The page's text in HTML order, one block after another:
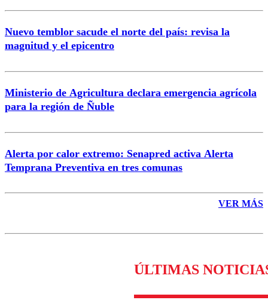
Nuevo temblor sacude el norte del país: revisa la
magnitud y el epicentro
Ministerio de Agricultura declara emergencia agrícola
para la región de Ñuble
Alerta por calor extremo: Senapred activa Alerta
Temprana Preventiva en tres comunas
VER MÁS
ÚLTIMAS